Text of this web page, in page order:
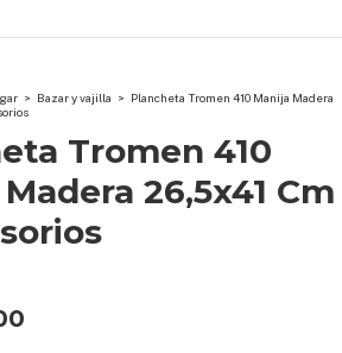
> Bazar y vajilla > Plancheta Tromen 410 Manija Madera
Tromen 410
26,5x41 Cm